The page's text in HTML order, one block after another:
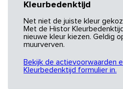
Kleurbedenktijd
Net niet de juiste kleur
Met de Histor
nieuwe kleur kiezen. Geldig
muurverven.
Bekijk de actievoorwaarden
Kleurbedenktijd formulier in.